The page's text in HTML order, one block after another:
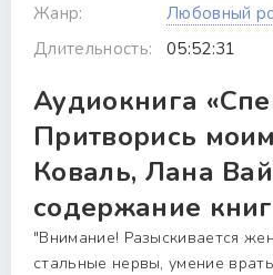
Жанр:
Любовный
Длительность:
05:52:31
Аудиокнига
Притворись
Коваль, Лана
содержание
"Внимание! Разыскивается
стальные нервы, умение